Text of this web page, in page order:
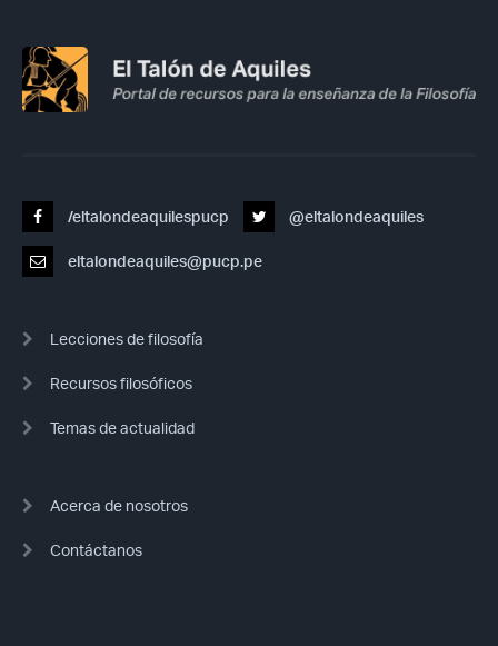
/eltalondeaquilespucp @eltalondeaquiles
eltalondeaquiles@pucp.pe
Lecciones de filosofía
Recursos filosóficos
Temas de actualidad
Acerca de nosotros
Contáctanos